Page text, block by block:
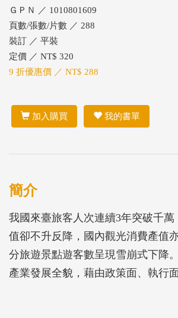
ＧＰＮ ／ 1010801609
頁數/張數/片數 ／ 288
裝訂 ／ 平裝
定價 ／ NT$ 320
9 折優惠價 ／ NT$ 288
加入購買 我的書單
簡介
我國來臺旅客人次連續3年突破千萬
值卻不升反降，國內觀光消費產值
分旅遊景點遊客數呈現雪崩式下降
產業發展全貌，藉由政策面、執行
關主管機關對於觀光推廣之作為與